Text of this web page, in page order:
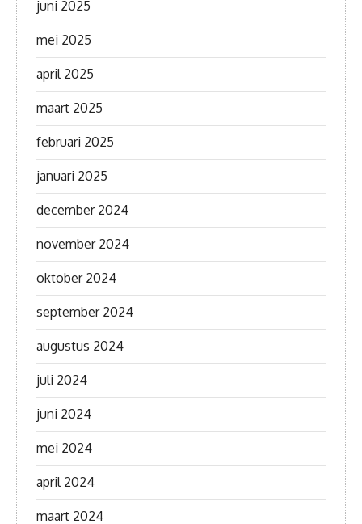
juni 2025
mei 2025
april 2025
maart 2025
februari 2025
januari 2025
december 2024
november 2024
oktober 2024
september 2024
augustus 2024
juli 2024
juni 2024
mei 2024
april 2024
maart 2024